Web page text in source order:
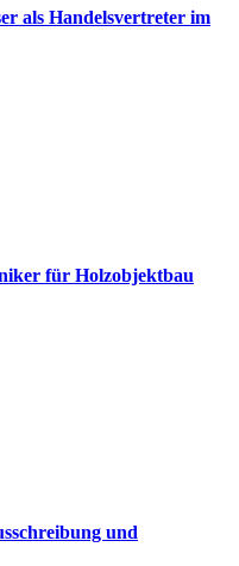
als Handelsvertreter im
für Holzobjektbau
und